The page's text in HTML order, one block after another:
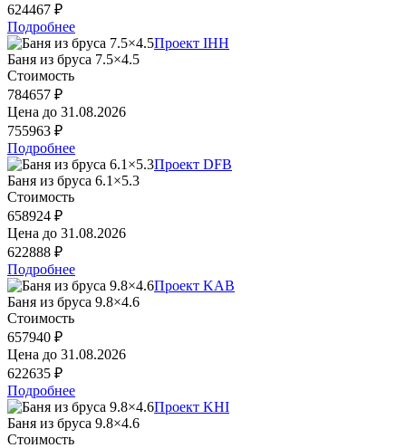
624467 ₽
Подробнее
Проект IHH
Баня из бруса 7.5×4.5
Стоимость
784657 ₽
Цена до 31.08.2026
755963 ₽
Подробнее
Проект DFB
Баня из бруса 6.1×5.3
Стоимость
658924 ₽
Цена до 31.08.2026
622888 ₽
Подробнее
Проект KAB
Баня из бруса 9.8×4.6
Стоимость
657940 ₽
Цена до 31.08.2026
622635 ₽
Подробнее
Проект KHI
Баня из бруса 9.8×4.6
Стоимость